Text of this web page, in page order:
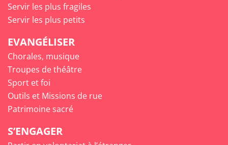
Servir les plus fragiles
Servir les plus petits
EVANGÉLISER
Chorales, musique
Troupes de théâtre
Sport et foi
Outils et Missions de rue
Patrimoine sacré
S’ENGAGER